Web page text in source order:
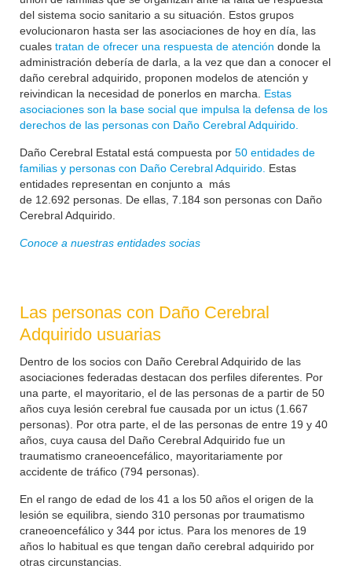
del sistema socio sanitario a su situación. Estos grupos
evolucionaron hasta ser las asociaciones de hoy en día, las
cuales tratan de ofrecer una respuesta de atención donde la
administración debería de darla, a la vez que dan a conocer el
daño cerebral adquirido, proponen modelos de atención y
reivindican la necesidad de ponerlos en marcha. Estas
asociaciones son la base social que impulsa la defensa de los
derechos de las personas con Daño Cerebral Adquirido.
Daño Cerebral Estatal está compuesta por 50 entidades de
familias y personas con Daño Cerebral Adquirido. Estas
entidades representan en conjunto a más
de 12.692 personas. De ellas, 7.184 son personas con Daño
Cerebral Adquirido.
Conoce a nuestras entidades socias
Las personas con Daño Cerebral
Adquirido usuarias
Dentro de los socios con Daño Cerebral Adquirido de las
asociaciones federadas destacan dos perfiles diferentes. Por
una parte, el mayoritario, el de las personas de a partir de 50
años cuya lesión cerebral fue causada por un ictus (1.667
personas). Por otra parte, el de las personas de entre 19 y 40
años, cuya causa del Daño Cerebral Adquirido fue un
traumatismo craneoencefálico, mayoritariamente por
accidente de tráfico (794 personas).
En el rango de edad de los 41 a los 50 años el origen de la
lesión se equilibra, siendo 310 personas por traumatismo
craneoencefálico y 344 por ictus. Para los menores de 19
años lo habitual es que tengan daño cerebral adquirido por
otras circunstancias.